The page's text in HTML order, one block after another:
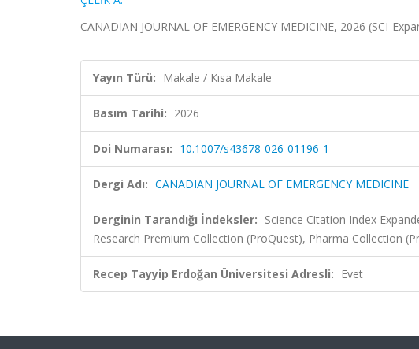
CANADIAN JOURNAL OF EMERGENCY MEDICINE, 2026 (SCI-
Yayın Türü: Makale / Kısa Makale
Basım Tarihi: 2026
Doi Numarası: 10.1007/s43678-026-01196-1
Dergi Adı: CANADIAN JOURNAL OF EMERGENCY MEDICINE
Derginin Tarandığı İndeksler: Science Citation Index
Research Premium Collection (ProQuest), Pharma Collection
Recep Tayyip Erdoğan Üniversitesi Adresli: Evet